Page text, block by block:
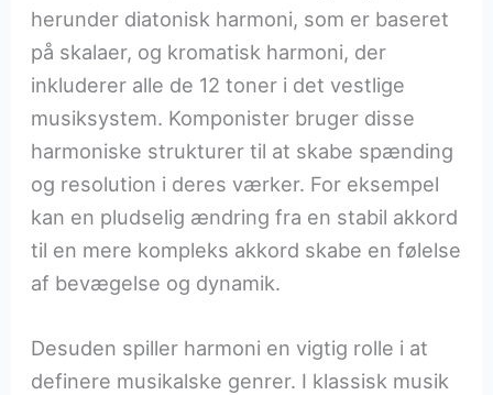
herunder diatonisk harmoni, som er baseret
på skalaer, og kromatisk harmoni, der
inkluderer alle de 12 toner i det vestlige
musiksystem. Komponister bruger disse
harmoniske strukturer til at skabe spænding
og resolution i deres værker. For eksempel
kan en pludselig ændring fra en stabil akkord
til en mere kompleks akkord skabe en følelse
af bevægelse og dynamik.
Desuden spiller harmoni en vigtig rolle i at
definere musikalske genrer. I klassisk musik